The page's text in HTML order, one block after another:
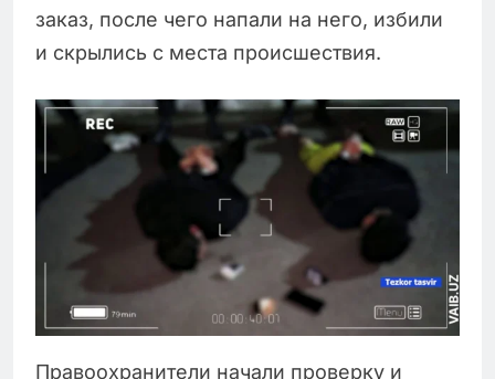
заказ, после чего напали на него, избили
и скрылись с места происшествия.
Правоохранители начали проверку и